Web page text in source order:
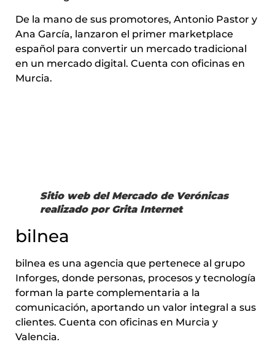
De la mano de sus promotores, Antonio Pastor y
Ana García, lanzaron el primer marketplace
español para convertir un mercado tradicional
en un mercado digital. Cuenta con oficinas en
Murcia.
Sitio web del Mercado de Verónicas
realizado por Grita Internet
bilnea
bilnea es una agencia que pertenece al grupo
Inforges, donde personas, procesos y tecnología
forman la parte complementaria a la
comunicación, aportando un valor integral a sus
clientes. Cuenta con oficinas en Murcia y
Valencia.